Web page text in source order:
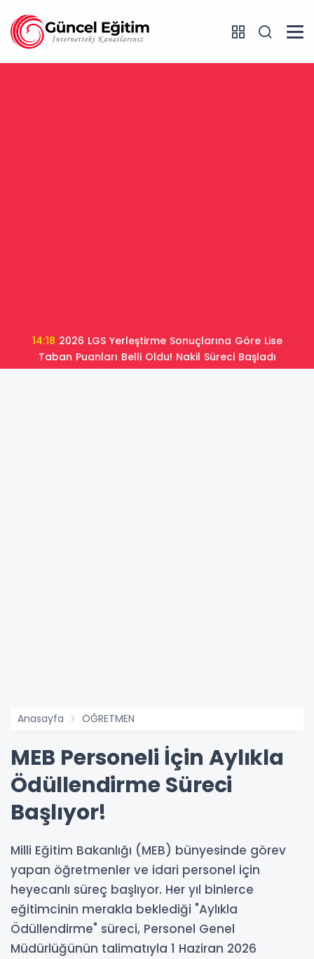
14:18
Taban Puanları Belli Oldu! Nakil Süreci Başladı
Anasayfa ÖĞRETMEN
MEB Personeli İçin Aylıkla
Ödüllendirme Süreci
Başlıyor!
Milli Eğitim Bakanlığı (MEB) bünyesinde görev
yapan öğretmenler ve idari personel için
heyecanlı süreç başlıyor. Her yıl binlerce
eğitimcinin merakla beklediği "Aylıkla
Ödüllendirme" süreci, Personel Genel
Müdürlüğünün talimatıyla 1 Haziran 2026